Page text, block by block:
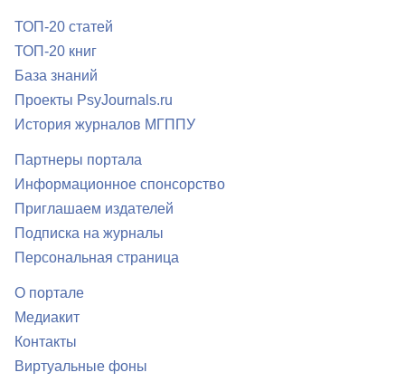
ТОП-20 статей
ТОП-20 книг
База знаний
Проекты PsyJournals.ru
История журналов МГППУ
Партнеры портала
Информационное спонсорство
Приглашаем издателей
Подписка на журналы
Персональная страница
О портале
Медиакит
Контакты
Виртуальные фоны